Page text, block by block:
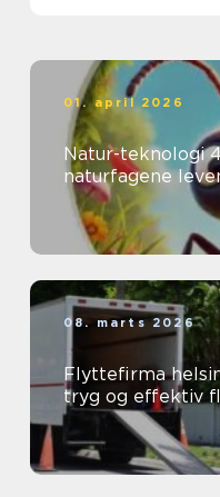
01. april 2026
Natur-teknologi
naturfagene
08. marts 2026
Flyttefirma helsingør sådan
tryg og effektiv